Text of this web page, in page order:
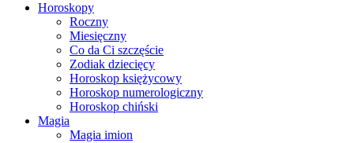
Horoskopy
Roczny
Miesięczny
Co da Ci szczęście
Zodiak dziecięcy
Horoskop księżycowy
Horoskop numerologiczny
Horoskop chiński
Magia
Magia imion